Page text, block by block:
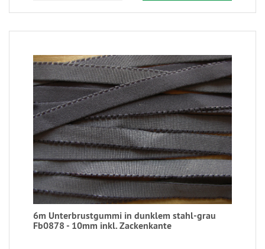
6m Unterbrustgummi in dunklem stahl-grau
Fb0878 - 10mm inkl. Zackenkante